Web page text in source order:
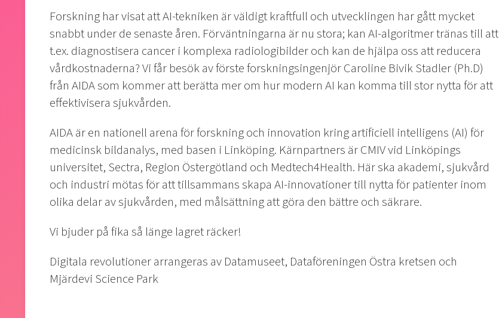
Forskning har visat att AI-tekniken är väldigt kraftfull och utvecklingen har gått mycket
snabbt under de senaste åren. Förväntningarna är nu stora; kan AI-algoritmer tränas till att
t.ex. diagnostisera cancer i komplexa radiologibilder och kan de hjälpa oss att reducera
vårdkostnaderna? Vi får besök av förste forskningsingenjör Caroline Bivik Stadler (Ph.D)
från AIDA som kommer att berätta mer om hur modern AI kan komma till stor nytta för att
effektivisera sjukvården.
AIDA är en nationell arena för forskning och innovation kring artificiell intelligens (AI) för
medicinsk bildanalys, med basen i Linköping. Kärnpartners är CMIV vid Linköpings
universitet, Sectra, Region Östergötland och Medtech4Health. Här ska akademi, sjukvård
och industri mötas för att tillsammans skapa AI-innovationer till nytta för patienter inom
olika delar av sjukvården, med målsättning att göra den bättre och säkrare.
Vi bjuder på fika så länge lagret räcker!
Digitala revolutioner arrangeras av Datamuseet, Dataföreningen Östra kretsen och
Mjärdevi Science Park